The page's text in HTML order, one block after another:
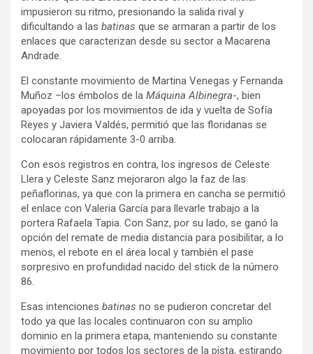
impusieron su ritmo, presionando la salida rival y
dificultando a las batinas que se armaran a partir de los
enlaces que caracterizan desde su sector a Macarena
Andrade.
El constante movimiento de Martina Venegas y Fernanda
Muñoz –los émbolos de la Máquina Albinegra-, bien
apoyadas por los movimientos de ida y vuelta de Sofía
Reyes y Javiera Valdés, permitió que las floridanas se
colocaran rápidamente 3-0 arriba.
Con esos registros en contra, los ingresos de Celeste
Llera y Celeste Sanz mejoraron algo la faz de las
peñaflorinas, ya que con la primera en cancha se permitió
el enlace con Valeria García para llevarle trabajo a la
portera Rafaela Tapia. Con Sanz, por su lado, se ganó la
opción del remate de media distancia para posibilitar, a lo
menos, el rebote en el área local y también el pase
sorpresivo en profundidad nacido del stick de la número
86.
Esas intenciones batinas no se pudieron concretar del
todo ya que las locales continuaron con su amplio
dominio en la primera etapa, manteniendo su constante
movimiento por todos los sectores de la pista, estirando